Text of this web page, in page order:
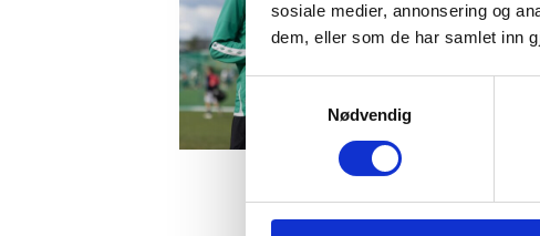
sosiale medier, annonsering og
dem, eller som de har samlet inn
Nødvendig